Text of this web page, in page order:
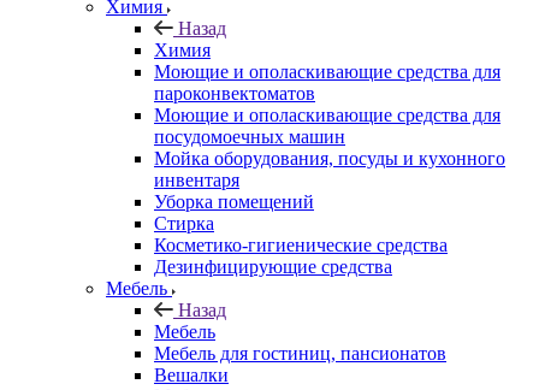
Химия
Назад
Химия
Моющие и ополаскивающие средства для
пароконвектоматов
Моющие и ополаскивающие средства для
посудомоечных машин
Мойка оборудования, посуды и кухонного
инвентаря
Уборка помещений
Стирка
Косметико-гигиенические средства
Дезинфицирующие средства
Мебель
Назад
Мебель
Мебель для гостиниц, пансионатов
Вешалки